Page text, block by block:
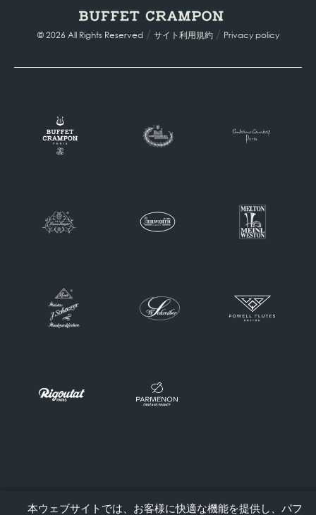
© 2026 All Rights Reserved/ サイト利用規約/ Privacy policy
本ウェブサイトでは、お客様に快適な機能を提供し、パフ